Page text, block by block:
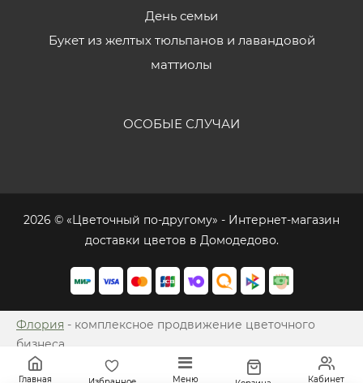
Главная Меню Кабинет
День семьи
Букет из желтых тюльпанов и лавандовой
маттиолы
ОСОБЫЕ СЛУЧАИ
2026 © «Цветочный по-другому» - Интернет-магазин
доставки цветов в Домодедово.
Флория - комплексное продвижение цветочного
бизнеса